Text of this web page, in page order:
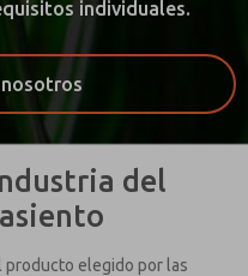
individuales.
del
producto elegido por las